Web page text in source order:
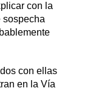
con la
sospecha
con ellas
en la Vía